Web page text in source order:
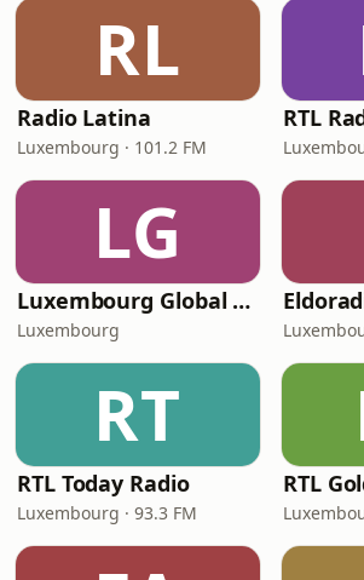
RL
Radio Latina
Luxembourg · 101.2 FM
RTL
LG
Luxembourg Global Radio
Luxembourg
RT
RTL Today Radio
Luxembourg · 93.3 FM
RTL